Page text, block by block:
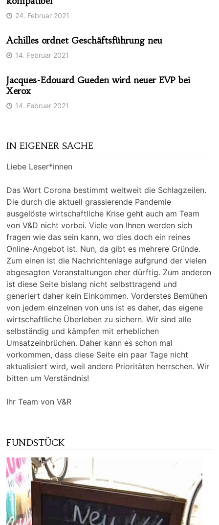
24. Februar 2021
Achilles ordnet Geschäftsführung neu
14. Februar 2021
Jacques-Edouard Gueden wird neuer EVP bei
Xerox
14. Februar 2021
IN EIGENER SACHE
Liebe Leser*innen
Das Wort Corona bestimmt weltweit die Schlagzeilen.
Die durch die aktuell grassierende Pandemie
ausgelöste wirtschaftliche Krise geht auch am Team
von V&D nicht vorbei. Viele von Ihnen werden sich
fragen wie das sein kann, wo dies doch ein reines
Online-Angebot ist. Nun, da gibt es mehrere Gründe.
Zum einen ist die Nachrichtenlage aufgrund der vielen
abgesagten Veranstaltungen eher dürftig. Zum anderen
ist diese Seite bislang nicht selbsttragend und
generiert daher kein Einkommen. Vorderstes Bemühen
von jedem einzelnen von uns ist es daher, das eigene
wirtschaftliche Überleben zu sichern. Wir sind alle
selbständig und kämpfen mit erheblichen
Umsatzeinbrüchen. Daher kann es schon mal
vorkommen, dass diese Seite ein paar Tage nicht
aktualisiert wird, weil andere Prioritäten herrschen. Wir
bitten um Verständnis!
Ihr Team von V&R
FUNDSTÜCK